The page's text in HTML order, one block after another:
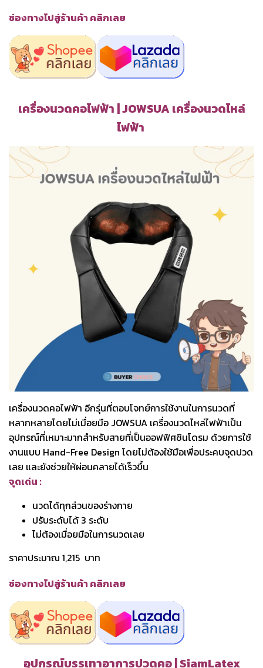
ช่องทางไปสู่ร้านค้า คลิกเลย
เครื่องนวดคอไฟฟ้า | JOWSUA เครื่องนวดไหล่
ไฟฟ้า
เครื่องนวดคอไฟฟ้า อีกรุ่นที่ตอบโจทย์การใช้งานในการนวดที่
หลากหลายโดยไม่เมื่อยมือ JOWSUA เครื่องนวดไหล่ไฟฟ้าเป็น
อุปกรณ์ที่เหมาะมากสำหรับสายที่เป็นออฟฟิศซินโดรม ด้วยการใช้
งานแบบ Hand-Free Design โดยไม่ต้องใช้มือเพื่อประคบจุดปวด
เลย และยังช่วยให้ผ่อนคลายได้เร็วขึ้น
จุดเด่น :
นวดได้ทุกส่วนของร่างกาย
ปรับระดับได้ 3 ระดับ
ไม่ต้องเมื่อยมือในการนวดเลย
ราคาประมาณ 1,215 บาท
ช่องทางไปสู่ร้านค้า คลิกเลย
อุปกรณ์บรรเทาอาการปวดคอ | SiamLatex